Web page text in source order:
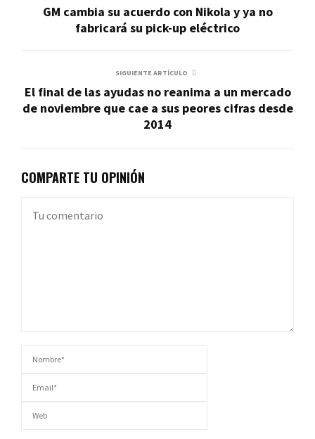
GM cambia su acuerdo con Nikola y ya no
fabricará su pick-up eléctrico
SIGUIENTE ARTÍCULO
El final de las ayudas no reanima a un mercado
de noviembre que cae a sus peores cifras desde
2014
COMPARTE TU OPINIÓN